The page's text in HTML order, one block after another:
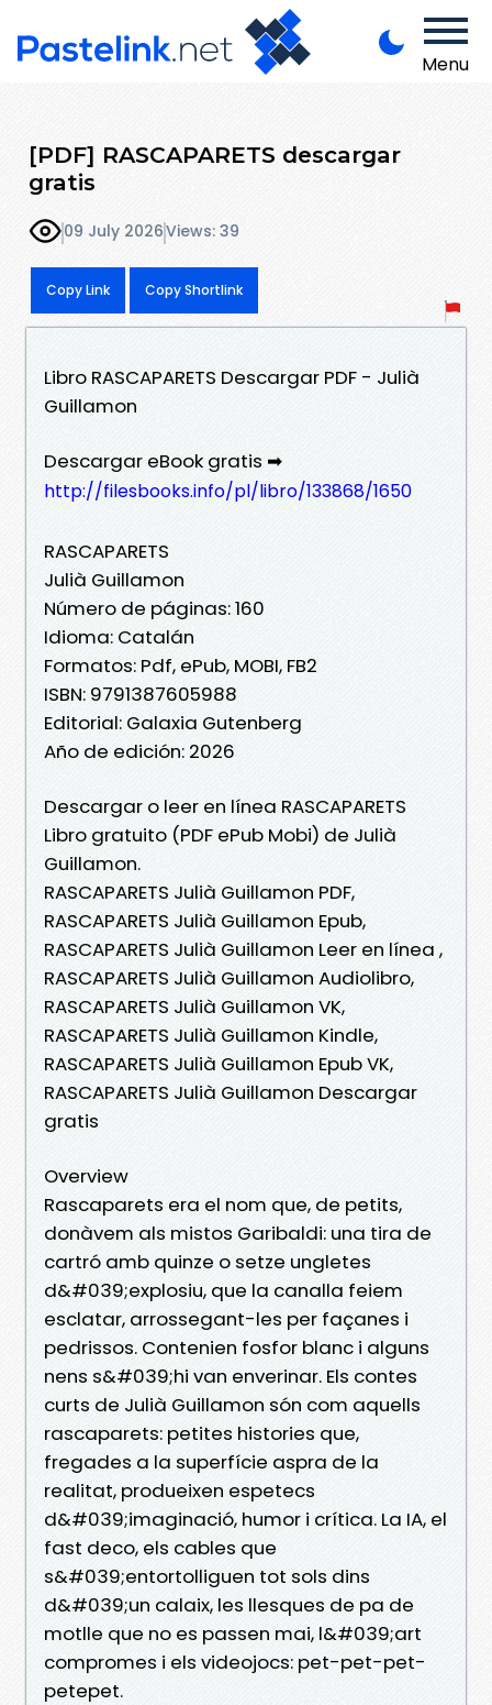
Menu
[PDF] RASCAPARETS descargar
gratis
09 July 2026Views: 39
Copy Link Copy Shortlink
Libro RASCAPARETS Descargar PDF - Julià
Guillamon
Descargar eBook gratis ➡
http://filesbooks.info/pl/libro/133868/1650
RASCAPARETS
Julià Guillamon
Número de páginas: 160
Idioma: Catalán
Formatos: Pdf, ePub, MOBI, FB2
ISBN: 9791387605988
Editorial: Galaxia Gutenberg
Año de edición: 2026
Descargar o leer en línea RASCAPARETS
Libro gratuito (PDF ePub Mobi) de Julià
Guillamon.
RASCAPARETS Julià Guillamon PDF,
RASCAPARETS Julià Guillamon Epub,
RASCAPARETS Julià Guillamon Leer en línea ,
RASCAPARETS Julià Guillamon Audiolibro,
RASCAPARETS Julià Guillamon VK,
RASCAPARETS Julià Guillamon Kindle,
RASCAPARETS Julià Guillamon Epub VK,
RASCAPARETS Julià Guillamon Descargar
gratis
Overview
Rascaparets era el nom que, de petits,
donàvem als mistos Garibaldi: una tira de
cartró amb quinze o setze ungletes
d&#039;explosiu, que la canalla feiem
esclatar, arrossegant-les per façanes i
pedrissos. Contenien fosfor blanc i alguns
nens s&#039;hi van enverinar. Els contes
curts de Julià Guillamon són com aquells
rascaparets: petites histories que,
fregades a la superfície aspra de la
realitat, produeixen espetecs
d&#039;imaginació, humor i crítica. La IA, el
fast deco, els cables que
s&#039;entortolliguen tot sols dins
d&#039;un calaix, les llesques de pa de
motlle que no es passen mai, l&#039;art
compromes i els videojocs: pet-pet-pet-
petepet.